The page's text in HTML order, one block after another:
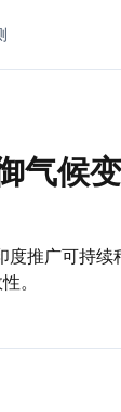
气候
推广可持续
。